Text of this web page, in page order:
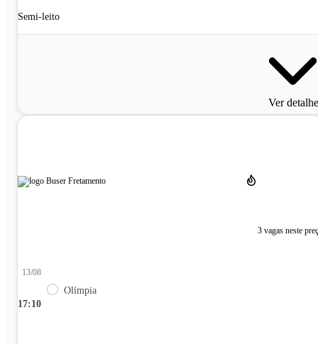
Semi-leito
Ver
3 vagas neste
17:10
13/08
Olímpia